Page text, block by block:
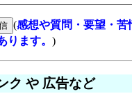
(感想や質問・要望・苦
ります。 )
ク や 広告など